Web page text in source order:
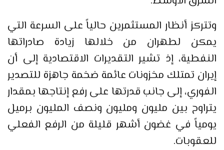
وتتركز أنظار المستثمرين حالياً على السرعة التي
يمكن لطهران من خلالها زيادة صادراتها
النفطية، إذ تشير التقديرات الاقتصادية إلى أن
إيران تمتلك مخزونات عائمة ضخمة جاهزة للتصدير
الفوري، إلى جانب قدرتها على رفع إنتاجها بمقدار
يتراوح بين مليون ومليون ونصف المليون برميل
يومياً في غضون أشهر قليلة من الرفع الفعلي
للعقوبات.